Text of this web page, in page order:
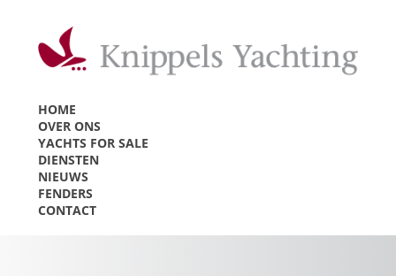
HOME
OVER ONS
YACHTS FOR SALE
DIENSTEN
NIEUWS
FENDERS
CONTACT